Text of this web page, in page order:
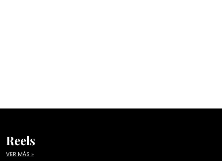
Reels
VER MÁS »